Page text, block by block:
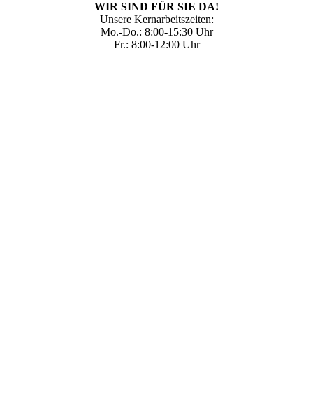
WIR SIND FÜR SIE DA!
Unsere Kernarbeitszeiten:
Mo.-Do.: 8:00-15:30 Uhr
Fr.: 8:00-12:00 Uhr